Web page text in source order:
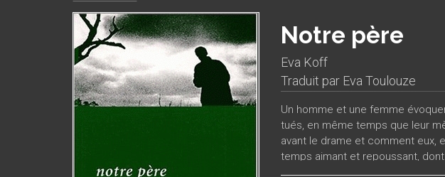
Notre père
Eva Koff
Traduit par Eva Toulouze
Un homme et une femme
tués, en même temps que leur
avant le drame et comment eux,
temps aimant et repoussant,
lui. En toile de fond, l’écrivain qui